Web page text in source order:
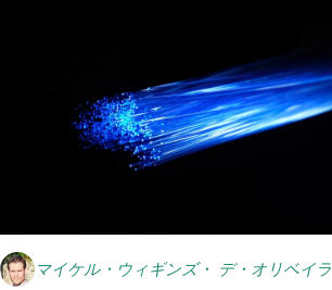
マイケル・ウィギンズ・ デ・オリベイラ